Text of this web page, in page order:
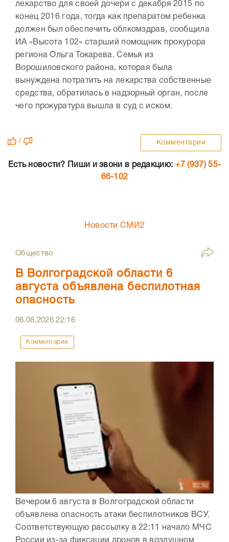
лекарство для своей дочери с декабря 2015 по
конец 2016 года, тогда как препаратом ребенка
должен был обеспечить облкомздрав, сообщила
ИА «Высота 102» старший помощник прокурора
региона Ольга Токарева. Семья из
Ворошиловского района, которая была
вынуждена потратить на лекарства собственные
средства, обратилась в надзорный орган, после
чего прокуратура вышла в суд с иском.
/ Комментарии
Есть новости? Пиши и звони в редакцию: +7 (937) 55-
66-102
Новости СМИ2
Общество
В Волгоградской области 6
августа объявлена беспилотная
опасность
06.08.202622:16
Комментарии
Вечером 6 августа в Волгоградской области
объявлена опасность атаки беспилотников ВСУ.
Соответствующую рассылку в 22:11 начало МЧС
России из-за фиксации дронов в воздушном